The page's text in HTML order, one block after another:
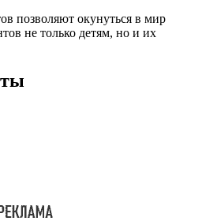
позволяют окунуться в мир
не только детям, но и их